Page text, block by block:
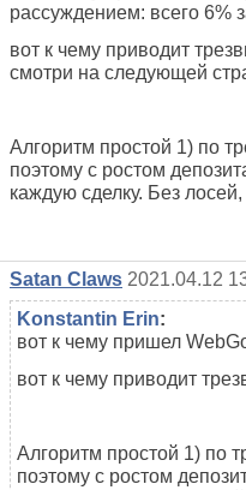
рассуждением: всего 6%
вот к чему приводит
смотри на следующей
Алгоритм простой 1) по
поэтому с ростом
каждую сделку. Без
Satan Claws 2021.04.12
Konstantin Erin:
вот к чему пришел
вот к чему приводит
Алгоритм простой 1) по
поэтому с ростом